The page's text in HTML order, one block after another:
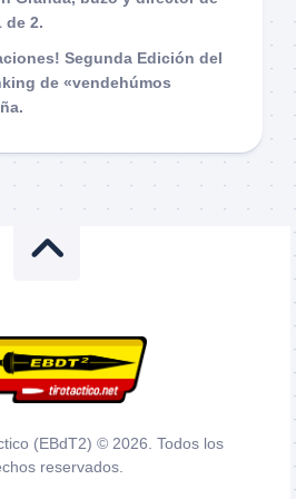
de 2.
Segunda Edición del
de «vendehúmos
(EBdT2) © 2026. Todos los
reservados.